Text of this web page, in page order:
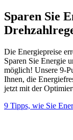
Sparen Sie
Die Energiepreise
Sparen Sie Energie
möglich! Unsere 9-
Ihnen, die
jetzt mit der
9 Tipps, wie Sie